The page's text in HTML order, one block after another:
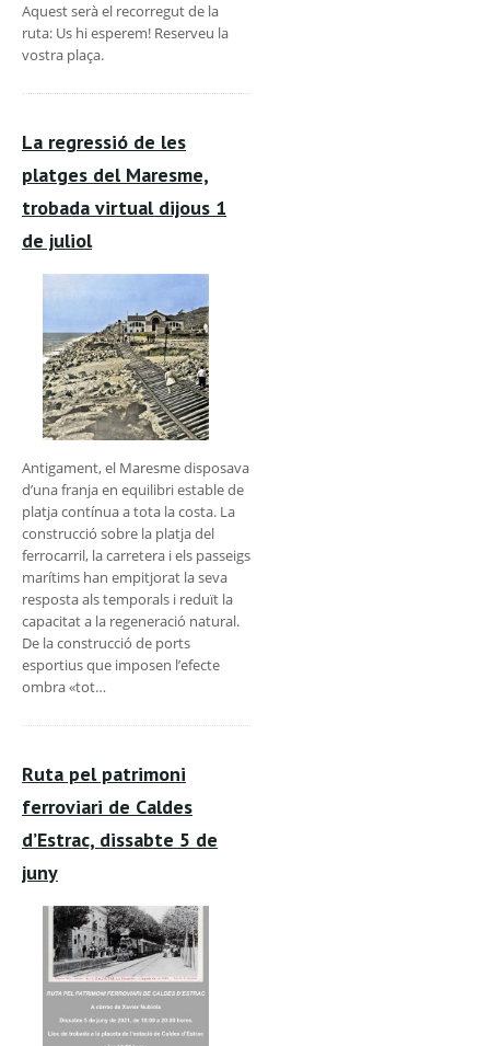
Aquest serà el recorregut de la
ruta: Us hi esperem! Reserveu la
vostra plaça.
La regressió de les
platges del Maresme,
trobada virtual dijous 1
de juliol
Antigament, el Maresme disposava
d’una franja en equilibri estable de
platja contínua a tota la costa. La
construcció sobre la platja del
ferrocarril, la carretera i els passeigs
marítims han empitjorat la seva
resposta als temporals i reduït la
capacitat a la regeneració natural.
De la construcció de ports
esportius que imposen l’efecte
ombra «tot…
Ruta pel patrimoni
ferroviari de Caldes
d’Estrac, dissabte 5 de
juny